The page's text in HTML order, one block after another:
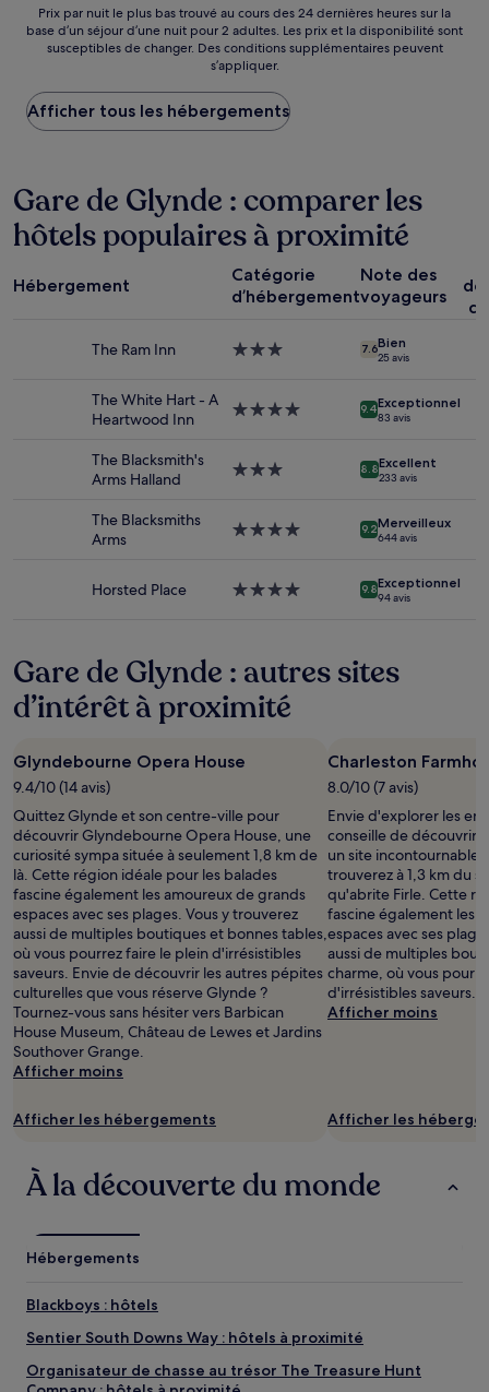
855 €
Prix
par
nuit
plus
bas
trouvé
des
24 dernières
heures
sur
base
susceptibles
peuvent
s’appliquer.
Prix par nuit le plus bas trouvé au cours des 24 dernières heures sur la
base d’un séjour d’une nuit pour 2 adultes. Les prix et la disponibilité sont
susceptibles de changer. Des conditions supplémentaires peuvent
s’appliquer.
Afficher tous les hébergements
Gare de Glynde : comparer les
hôtels populaires à proximité
Hébergement
Catégorie
d’hébergement
Note des
voyageurs
The Ram Inn
Hébergement
7.6Bien
25 avis
The White Hart - A
Heartwood Inn
Hébergement
9.4Exceptionnel
83 avis
The Blacksmith's
Arms Halland
Hébergement
8.8Excellent
233 avis
The Blacksmiths
Arms
Hébergement
9.2Merveilleux
644 avis
Horsted Place
Hébergement
9.8Exceptionnel
94 avis
Gare de Glynde : autres sites
d’intérêt à proximité
Glyndebourne Opera House
9.4/10 (14 avis)
Quittez Glynde et son centre-ville pour
découvrir Glyndebourne Opera House, une
curiosité sympa située à seulement 1,8 km de
là. Cette région idéale pour les balades
fascine également les amoureux de grands
espaces avec ses plages. Vous y trouverez
aussi de multiples boutiques et bonnes tables,
où vous pourrez faire le plein d'irrésistibles
saveurs. Envie de découvrir les autres pépites
culturelles que vous réserve Glynde ?
Tournez-vous sans hésiter vers Barbican
House Museum, Château de Lewes et Jardins
Southover Grange.
Afficher moins
Afficher les hébergements
Charleston
8.0/10 (7 avis)
Envie d'explorer les
conseille de découvrir
un site incontournable
trouverez à 1,3 km du
qu'abrite Firle. Cette
fascine également les
espaces avec ses
aussi de multiples
charme, où vous
d'irrésistibles saveurs.
Afficher moins
Afficher les
À la découverte du monde
Hébergements
Blackboys : hôtels
Sentier South Downs Way : hôtels à proximité
Organisateur de chasse au trésor The Treasure Hunt